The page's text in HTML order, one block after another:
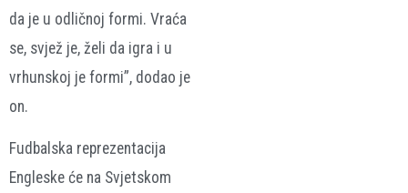
da je u odličnoj formi. Vraća
se, svjež je, želi da igra i u
vrhunskoj je formi”, dodao je
on.
Fudbalska reprezentacija
Engleske će na Svjetskom